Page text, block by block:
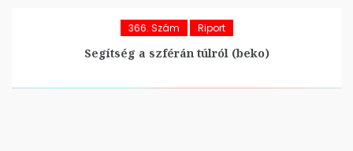
366. Szám Riport
Segítség a szférán túlról (beko)